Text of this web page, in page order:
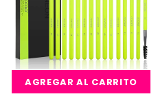
AGREGAR AL CARRITO